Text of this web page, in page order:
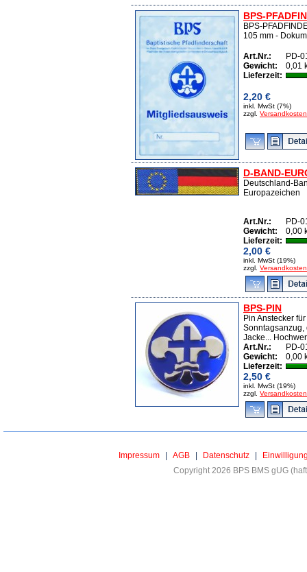
BPS-
BPS-
105 mm -
Art.Nr.:
PD-
Gewicht:
0,01
Lieferzeit:
2,20 €
inkl. MwSt (7%)
zzgl. Versandkosten
D-BAND-
Deutschland-
Europazeichen
Art.Nr.:
PD-
Gewicht:
0,00
Lieferzeit:
2,00 €
inkl. MwSt (19%)
zzgl. Versandkosten
BPS-PIN
Pin Anstecker
Sonntagsanzug,
Jacke...
Art.Nr.:
PD-
Gewicht:
0,00
Lieferzeit:
2,50 €
inkl. MwSt (19%)
zzgl. Versandkosten
Impressum AGB Datenschutz
Copyright 2026 BPS BMS gUG